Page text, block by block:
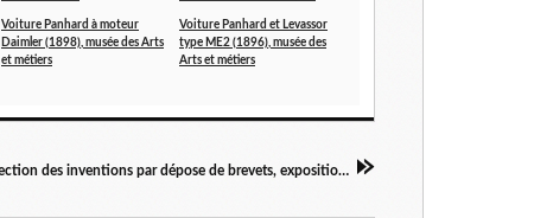
Voiture Panhard à moteur
Daimler (1898), musée des Arts
et métiers
Voiture Panhard et Levassor
type ME2 (1896), musée des
Arts et métiers
Protection des inventions par dépose de brevets, exposition à la Villette